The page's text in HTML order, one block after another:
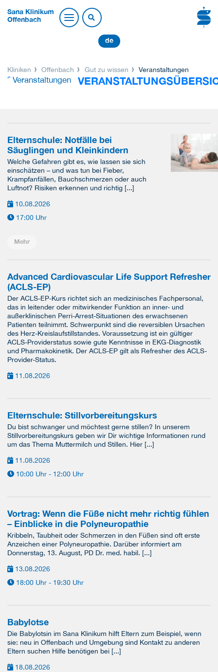
Sana Klinikum
Offenbach
de
Kliniken Offenbach Gut zu wissen Veranstaltungen
Veranstaltungen
Elternschule: Notfälle bei
Säuglingen und Kleinkindern
Welche Gefahren gibt es, wie lassen sie sich
einschätzen – und was tun bei Fieber,
Krampfanfällen, Bauchschmerzen oder auch
Luftnot? Risiken erkennen und richtig [...]
10.08.2026
17:00 Uhr
Mehr
Advanced Cardiovascular Life Support Refresher
(ACLS-EP)
Der ACLS-EP-Kurs richtet sich an medizinisches Fachpersonal,
das in leitender oder mitwirkender Funktion an inner- und
außerklinischen Perri-Arrest-Situationen des erwachsenen
Patienten teilnimmt. Schwerpunkt sind die reversiblen Ursachen
des Herz-Kreislaufstillstandes. Voraussetzung ist ein gültiger
ACLS-Providerstatus sowie gute Kenntnisse in EKG-Diagnostik
und Pharmakokinetik. Der ACLS-EP gilt als Refresher des ACLS-
Provider-Status.
11.08.2026
Elternschule: Stillvorbereitungskurs
Du bist schwanger und möchtest gerne stillen? In unserem
Stillvorbereitungskurs geben wir Dir wichtige Informationen rund
um das Thema Muttermilch und Stillen. Hier [...]
11.08.2026
10:00 Uhr - 12:00 Uhr
Vortrag: Wenn die Füße nicht mehr richtig fühlen
– Einblicke in die Polyneuropathie
Kribbeln, Taubheit oder Schmerzen in den Füßen sind oft erste
Anzeichen einer Polyneuropathie. Darüber informiert am
Donnerstag, 13. August, PD Dr. med. habil. [...]
13.08.2026
18:00 Uhr - 19:30 Uhr
Babylotse
Die Babylotsin im Sana Klinikum hilft Eltern zum Beispiel, wenn
sie: neu in Offenbach und Umgebung sind Kontakt zu anderen
Eltern suchen Hilfe benötigen bei [...]
18.08.2026